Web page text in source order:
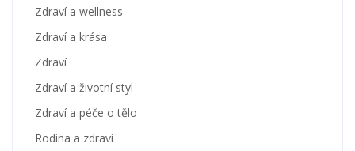
Zdraví a wellness
Zdraví a krása
Zdraví
Zdraví a životní styl
Zdraví a péče o tělo
Rodina a zdraví